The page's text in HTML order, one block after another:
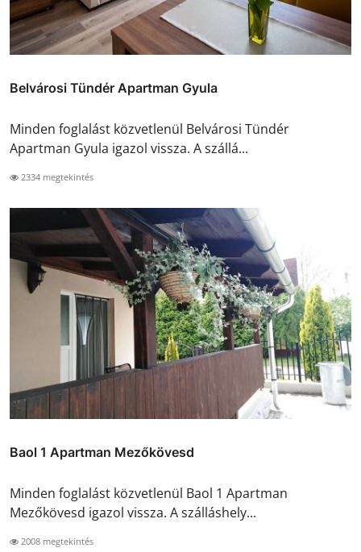
Belvárosi Tündér Apartman Gyula
Minden foglalást közvetlenül Belvárosi Tündér
Apartman Gyula igazol vissza. A szállá...
2334 megtekintés
Baol 1 Apartman Mezőkövesd
Minden foglalást közvetlenül Baol 1 Apartman
Mezőkövesd igazol vissza. A szálláshely...
2008 megtekintés